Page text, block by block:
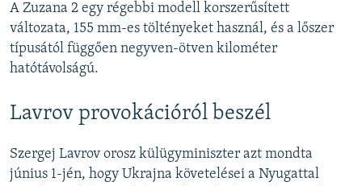
A Zuzana 2 egy régebbi modell korszerűsített
változata, 155 mm-es töltényeket használ, és a lőszer
típusától függően negyven-ötven kilométer
hatótávolságú.
Lavrov provokációról beszél
Szergej Lavrov orosz külügyminiszter azt mondta
június 1-jén, hogy Ukrajna követelései a Nyugattal